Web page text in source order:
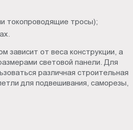
токопроводящие тросы);
зависит от веса конструкции, а
световой панели. Для
различная строительная
для подвешивания, саморезы,